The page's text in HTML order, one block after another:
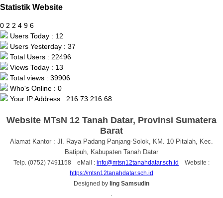
Statistik Website
0 2 2 4 9 6
Users Today : 12
Users Yesterday : 37
Total Users : 22496
Views Today : 13
Total views : 39906
Who's Online : 0
Your IP Address : 216.73.216.68
Website MTsN 12 Tanah Datar, Provinsi Sumatera
Barat
Alamat Kantor : Jl. Raya Padang Panjang-Solok, KM. 10 Pitalah, Kec.
Batipuh, Kabupaten Tanah Datar
Telp. (0752) 7491158 eMail : info@mtsn12tanahdatar.sch.id
Website :
https://mtsn12tanahdatar.sch.id
Designed by Iing Samsudin